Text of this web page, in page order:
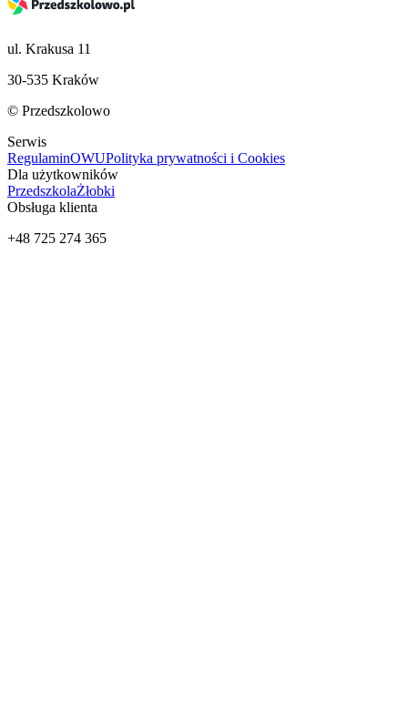
ul. Krakusa 11
30-535 Kraków
© Przedszkolowo
Serwis
RegulaminOWUPolityka prywatności i Cookies
Dla użytkowników
PrzedszkolaŻłobki
Obsługa klienta
+48 725 274 365